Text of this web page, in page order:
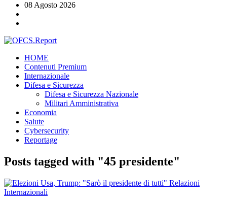
08 Agosto 2026
HOME
Contenuti Premium
Internazionale
Difesa e Sicurezza
Difesa e Sicurezza Nazionale
Militari Amministrativa
Economia
Salute
Cybersecurity
Reportage
Posts tagged with "45 presidente"
Relazioni
Internazionali